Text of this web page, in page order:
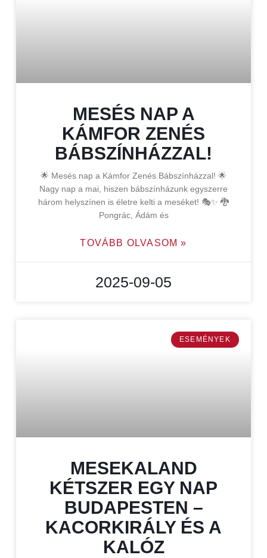
MESÉS NAP A
KÁMFOR ZENÉS
BÁBSZÍNHÁZZAL!
🌟 Mesés nap a Kámfor Zenés Bábszínházzal! 🌟
Nagy nap a mai, hiszen bábszínházunk egyszerre
három helyszínen is életre kelti a meséket! 🎭✨ 🐉
Pongrác, Ádám és
TOVÁBB OLVASOM »
2025-09-05
ESEMÉNYEK
MESEKALAND
KÉTSZER EGY NAP
BUDAPESTEN –
KACORKIRÁLY ÉS A
KALÓZ